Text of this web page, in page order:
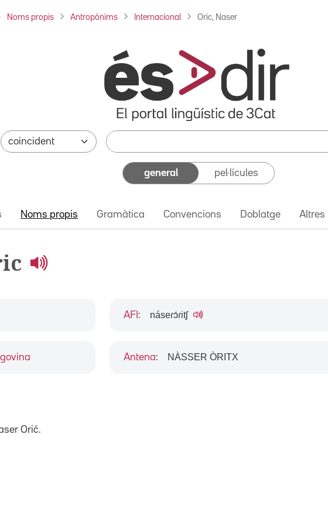
Noms propis Antropònims Internacional Oric, Naser
general pel·lícules
Noms propis Gramàtica Convencions Doblatge Altres
AFI : náseɾɔ́ɾitʃ
Antena: NÀSSER ÒRITX
Orić.